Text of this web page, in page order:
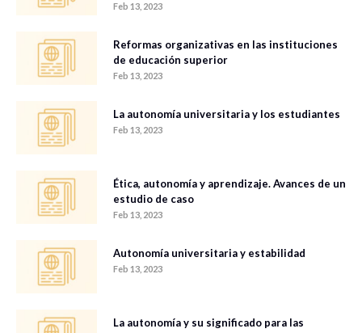
Feb 13, 2023
Reformas organizativas en las instituciones
de educación superior
Feb 13, 2023
La autonomía universitaria y los estudiantes
Feb 13, 2023
Ética, autonomía y aprendizaje. Avances de un
estudio de caso
Feb 13, 2023
Autonomía universitaria y estabilidad
Feb 13, 2023
La autonomía y su significado para las